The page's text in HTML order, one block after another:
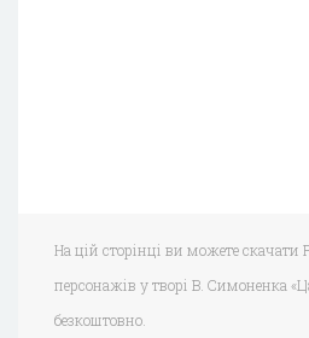
На цій сторінці ви можете скачати
персонажів у творі В. Симоненка
безкоштовно.